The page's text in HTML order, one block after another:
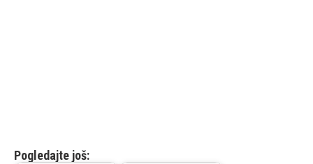
Pogledajte još: